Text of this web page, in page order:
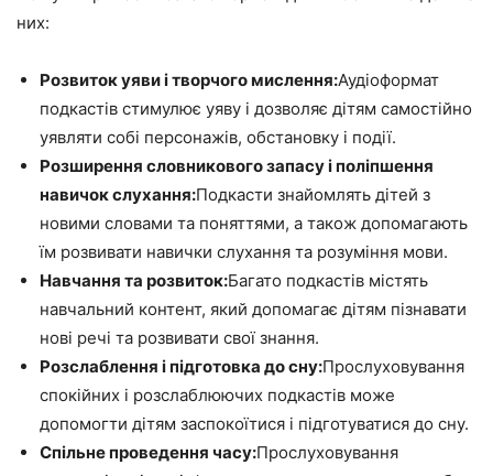
них:
Розвиток уяви і творчого мислення:Аудіоформат
подкастів стимулює уяву і дозволяє дітям самостійно
уявляти собі персонажів, обстановку і події.
Розширення словникового запасу і поліпшення
навичок слухання:Подкасти знайомлять дітей з
новими словами та поняттями, а також допомагають
їм розвивати навички слухання та розуміння мови.
Навчання та розвиток:Багато подкастів містять
навчальний контент, який допомагає дітям пізнавати
нові речі та розвивати свої знання.
Розслаблення і підготовка до сну:Прослуховування
спокійних і розслаблюючих подкастів може
допомогти дітям заспокоїтися і підготуватися до сну.
Спільне проведення часу:Прослуховування